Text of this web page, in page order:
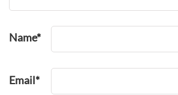
Name*
Email*